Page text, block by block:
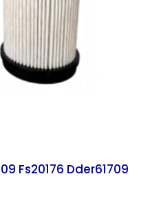
Fs20176 Dder61709